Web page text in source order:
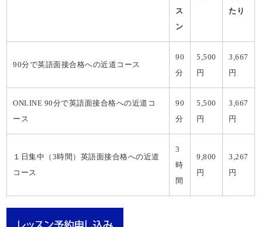
ス
ン
たり
90分で英語面接合格への近道コース
90
分
5,500
円
3,667
円
ONLINE 90分で英語面接合格への近道コ
ース
90
分
5,500
円
3,667
円
１日集中（3時間）英語面接合格への近道
コース
3
時
間
9,800
円
3,267
円